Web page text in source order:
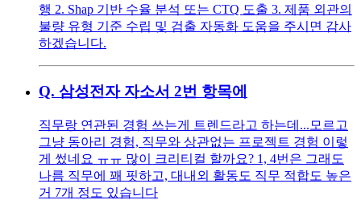
행 2. Shap 기반 수율 분석 또는 CTQ 도출 3. 제품 외관의
불량 유형 기준 수립 및 검출 자동화 도움을 주시면 감사
하겠습니다.
Q. 삼성전자 자소서 2번 항목에
직무랑 연관된 경험 쓰는게 트렌드라고 하는데...모르고
그냥 동아리 경험, 직무와 상관없는 프로젝트 경험 이렇
게 썼네요 ㅠㅠ 많이 크리티컬 할까요? 1, 4번은 그래도
나름 직무에 꽤 핏하고, 대내외 활동도 직무 적합도 높은
거 7개 정도 있습니다